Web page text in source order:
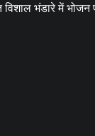
भंडारे में भोजन